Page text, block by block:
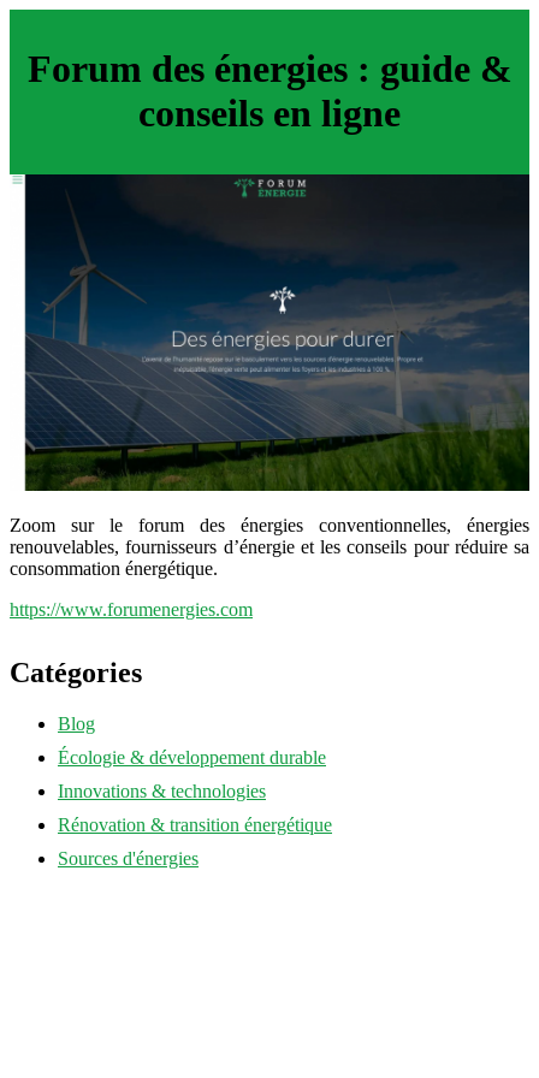
Forum des énergies : guide &
conseils en ligne
Zoom sur le forum des énergies conventionnelles, énergies
renouvelables, fournisseurs d’énergie et les conseils pour réduire sa
consommation énergétique.
https://www.forumenergies.com
Catégories
Blog
Écologie & développement durable
Innovations & technologies
Rénovation & transition énergétique
Sources d'énergies